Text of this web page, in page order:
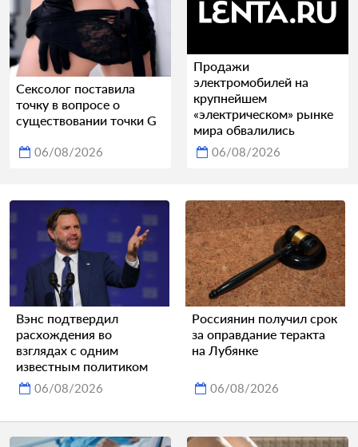
Сексолог поставила
точку в вопросе о
существовании точки G
06/08/2026
Продажи
электромобилей на
крупнейшем
«электрическом» рынке
мира обвалились
06/08/2026
Вэнс подтвердил
расхождения во
взглядах с одним
известным политиком
06/08/2026
Россиянин получил срок
за оправдание теракта
на Лубянке
06/08/2026